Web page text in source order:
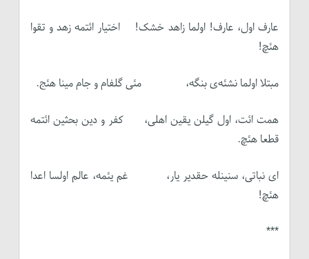
عارف اول، عارف! اولما زاهد خشک! اختیار ائتمه زهد و تقوا
هئچ!
مبتلا اولما نشئه‌ی بنگه، مئی گلفام و جام مینا هئج.
همت ائت، اول گیلن یقین اهلی، کفر و دین بحثین ائتمه
قطعا هئچ.
ای نباتی، سنینله حقدیر یار، غم یئمه، عالم اولسا اعدا
هئچ!
***